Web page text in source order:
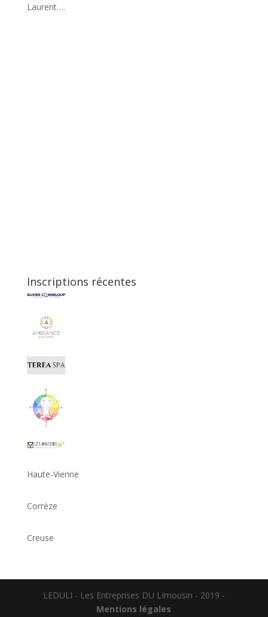
Laurent….
Inscriptions récentes
Haute-Vienne
Corrèze
Creuse
LEDULI - Les Entreprises DU LImousin - 2019 -
Mentions légales